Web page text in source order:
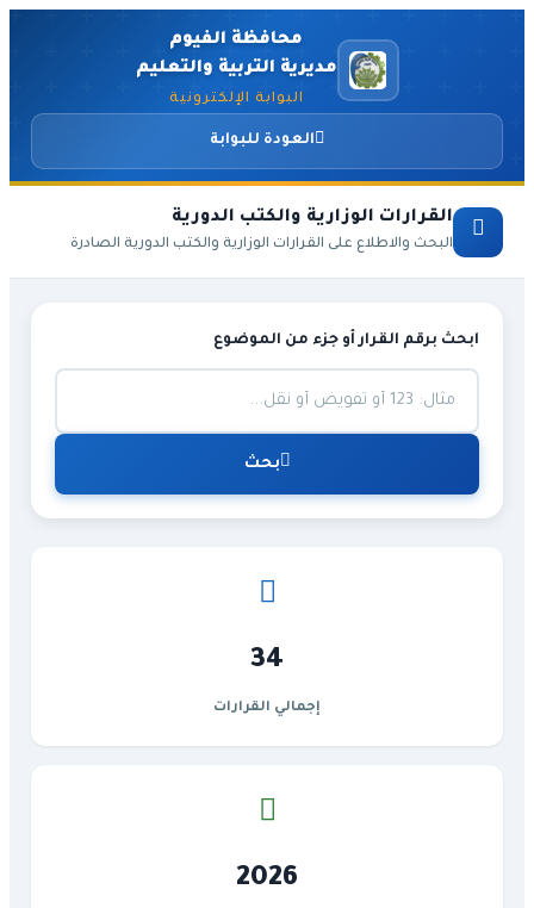
محافظة الفيوم
مديرية التربية والتعليم
البوابة الإلكترونية
العودة للبوابة
القرارات الوزارية والكتب الدورية
البحث والاطلاع على القرارات الوزارية والكتب الدورية الصادرة
ابحث برقم القرار أو جزء من الموضوع
بحث
34
إجمالي القرارات
2026